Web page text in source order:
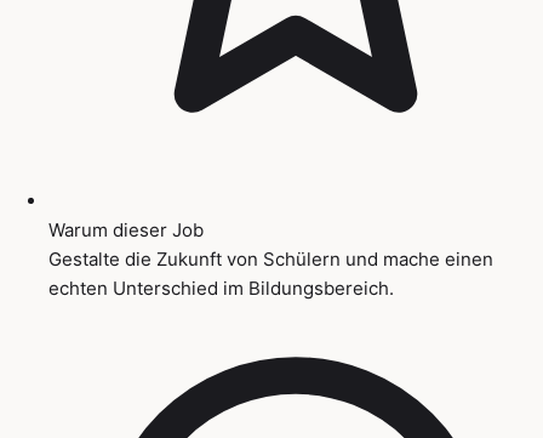
Warum dieser Job
Gestalte die Zukunft von Schülern und mache einen
echten Unterschied im Bildungsbereich.